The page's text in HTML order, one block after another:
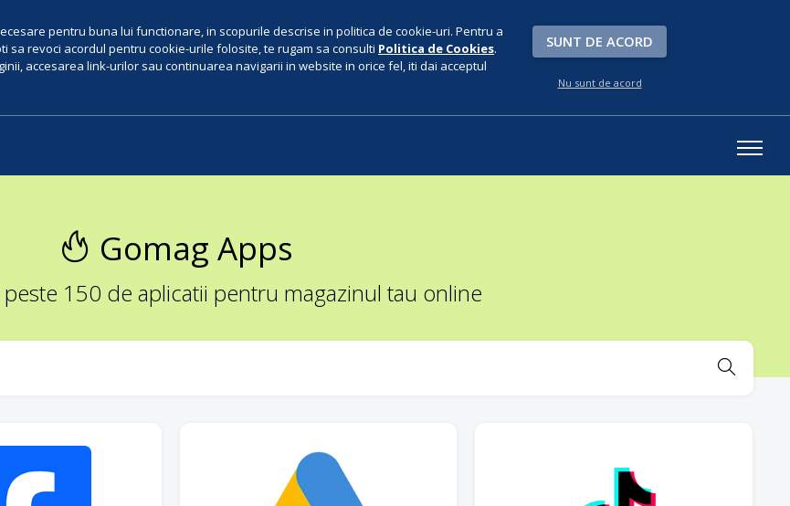
pentru buna lui functionare, in scopurile descrise in politica de cookie-uri. Pentru a
sa revoci acordul pentru cookie-urile folosite, te rugam sa consulti Politica de Cookies.
accesarea link-urilor sau continuarea navigarii in website in orice fel, iti dai acceptul
SUNT DE ACORD
Nu sunt de acord
Gomag Apps
peste 150 de aplicatii pentru magazinul tau online